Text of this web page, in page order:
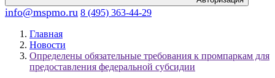
info@mspmo.ru 8 (495) 363-44-29
Главная
Новости
Определены обязательные требования к промпаркам для
предоставления федеральной субсидии